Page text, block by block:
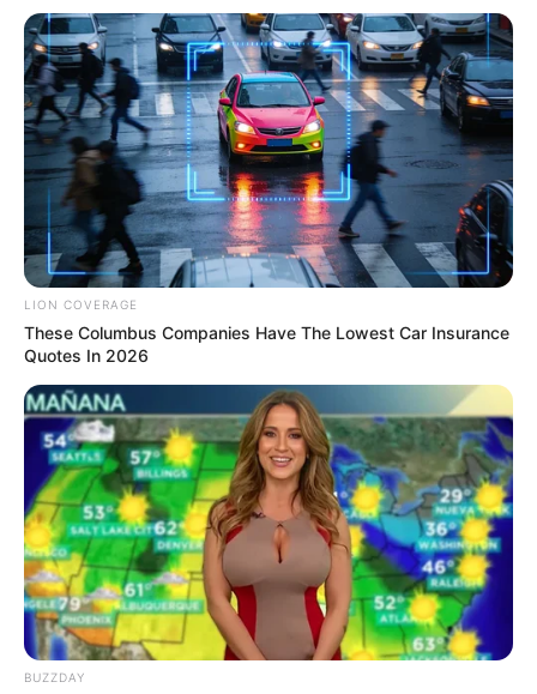
Guatemala Dental
GUATEMALA DENTAL
Arthrologist Begs To Stop Buying Knee Braces - Do
This Instead
FORGE BODY
LION COVERAGE
These Columbus Companies Have The Lowest Car Insurance
Quotes In 2026
BUZZDAY